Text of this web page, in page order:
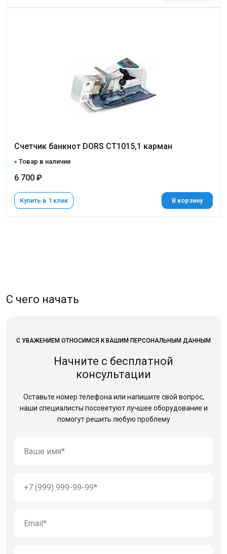
Счетчик банкнот DORS CT1015,1 карман
Товар в наличии
6 700 ₽
Купить в 1 клик В корзину
С чего начать
С УВАЖЕНИЕМ ОТНОСИМСЯ К ВАШИМ ПЕРСОНАЛЬНЫМ ДАННЫМ
Начните с бесплатной
консультации
Оставьте номер телефона или напишите свой вопрос,
наши специалисты посоветуют лучшее оборудование и
помогут решить любую проблему